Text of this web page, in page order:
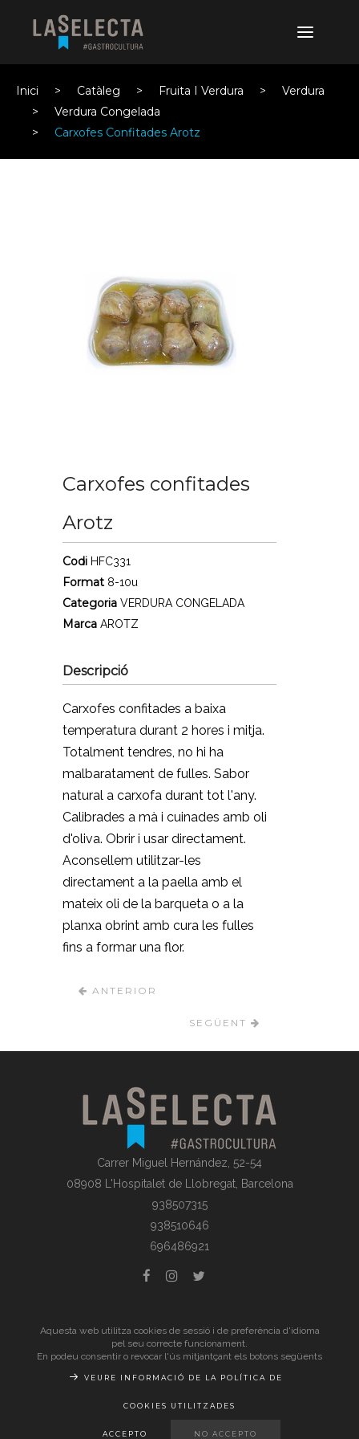
Inici Catàleg Fruita I Verdura
Verdura
Verdura Congelada
Carxofes Confitades Arotz
Carxofes confitades
Arotz
Codi HFC331
Format 8-10u
CategoriaVERDURA CONGELADA
MarcaAROTZ
Descripció
Carxofes confitades a baixa
temperatura durant 2 hores i mitja.
Totalment tendres, no hi ha
malbaratament de fulles. Sabor
natural a carxofa durant tot l'any.
Calibrades a mà i cuinades amb oli
d'oliva. Obrir i usar directament.
Aconsellem utilitzar-les
directament a la paella amb el
mateix oli de la barqueta o a la
planxa obrint amb cura les fulles
fins a formar una flor.
ANTERIOR
SEGÜENT
Carrer Miguel Hernández, 52-54
08908 L'Hospitalet de Llobregat, Barcelona
938507315
938510646
696486921
© La Selecta Gastronomia |Avís Legal| Tots els drets
reservats
Aquesta web utilitza cookies de sessió i de preferència d'idioma
pel seu correcte funcionament.
En podeu consentir o revocar l'ús mitjantçant els botons següents
VEURE INFORMACIÓ DE LA POLÍTICA DE
COOKIES UTILITZADES
ACCEPTO NO ACCEPTO